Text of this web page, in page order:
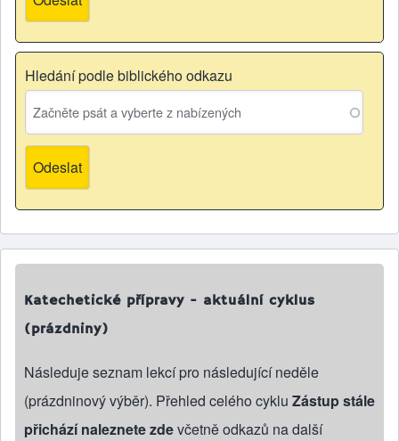
Hledání podle biblického odkazu
Katechetické přípravy - aktuální cyklus
(prázdniny)
Následuje seznam lekcí pro následující neděle
(prázdninový výběr). Přehled celého cyklu Zástup stále
přichází naleznete zdevčetně odkazů na další